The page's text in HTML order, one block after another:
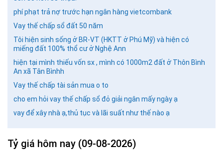
phí phạt trả nợ trước hạn ngân hàng vietcombank
Vay thế chấp sổ đất 50 năm
Tôi hiện sinh sống ở BR-VT (HKTT ở Phú Mỹ) và hiện có
miếng đất 100% thổ cư ở Nghệ Ann
hiện tại mình thiếu vốn sx , mình có 1000m2 đất ở Thôn Bình
An xã Tân Bìnhh
Vay thế chấp tài sản mua o to
cho em hỏi vay thế chấp sổ đỏ giải ngân mấy ngày ạ
vay để xây nhà ạ,thủ tục và lãi suất như thế nào ạ
Tỷ giá hôm nay (09-08-2026)